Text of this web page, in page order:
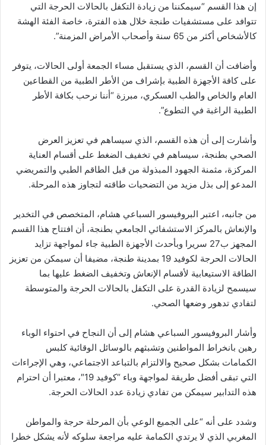
إن هذا القسم “سيمكننا من زيادة التكفل بالحالات الحرجة التي
تتوافد على مستشفيات طنجة خلال هذه الفترة، خاصة الفئة الهشة
كالأشخاص أكثر من 65 سنة وأصحاب الأمراض المزمنة”.
وأضافت أن القسم، الذي يستقبل مساء الجمعة أولى الحالات، يتوفر
على كافة الأجهزة الطبية بإشراف من الأطر الطبية من القطاعين
العام والخاص والطب العسكري، مبرزة “أننا نرحب بكافة الأطر
الطبية الراغبة في التطوع”.
وأشارت إلى أن هذه القسم، الذي سيساهم في تعزيز العرض
الصحي بطنجة، سيساهم في تخفيف الضغط على أقسام العناية
المركزة، مثمنة الجهود المبذولة من قبل الطاقم الطبي والتمريضي
المدعو إلى بذل مزيد من التضحيات طاقته لتجاوز هذه المرحلة.
من جانبه، اعتبر البروفيسور السباعي هشام، المتخصص في التخدير
والإنعاش بالمركز الاستشفائي الجامعي بطنجة، أن افتتاح هذا القسم
المجهز ب27 سريرا وبأحدث الأجهزة الطبية جاء لمواجهة تزايد
الحالات الحرجة لكوفيد 19 بمدينة طنجة، مضيفا أن سيمكن من تعزيز
الطاقة الاستيعابية لأقسام الإنعاش وتخفيف الضغط عليها بما
سيسمح لزيادة القدرة على التكفل بالحالات الحرجة والمتوسطة
لتفادي تدهور وضعها الصحي.
وأشار البروفيسور السباعي هشام إلى أن النجاح في احتواء الوباء
رهين بانخراط المواطنين وتشبثهم بالوسائل الوقائية كلبس
الكمامات بشكل صحيح والالتزام بالتباعد الاجتماعي، وهي الإجراءات
التي تبقى أفضل طريقة لمواجهة وباء “كوفيد 19″، معتبرا أن احترام
هذه التدابير سيمكن من تفادي زيادة عدد الحالات الحرجة.
وشدد على أنه “على الجميع الوعي بأن المرحلة حرجة والمواطن
المغربي الذي لا يرتدي الكمامة عليه مراجعة سلوكه لأنه يشكل خطرا